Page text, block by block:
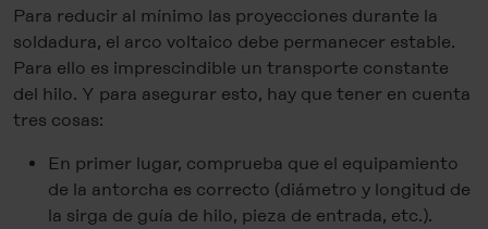
Para reducir al mínimo las proyecciones durante la
soldadura, el arco voltaico debe permanecer estable.
Para ello es imprescindible un transporte constante
del hilo. Y para asegurar esto, hay que tener en cuenta
tres cosas:
En primer lugar, comprueba que el equipamiento
de la antorcha es correcto (diámetro y longitud de
la sirga de guía de hilo, pieza de entrada, etc.).